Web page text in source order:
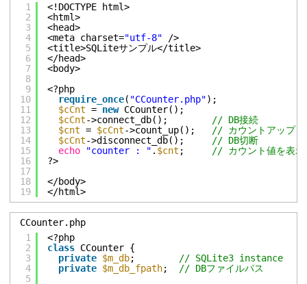
1
2
3
4
5
6
7
8
9
10
11
12
13
14
15
16
17
18
19
<!DOCTYPE html>
<html>
<head>
<meta charset="utf-8"
/>
<title>SQLiteサンプル</title>
</head>
<body>
<?php
require_once( "CCounter.php");
$cCnt = new CCounter();
$cCnt->connect_db();
// DB接続
$cnt = $cCnt->count_up();
// カウントアップ＆
$cCnt->disconnect_db();
// DB切断
echo
"counter : " . $cnt ;
// カウント値を表示
?>
</body>
</html>
CCounter.php
1
2
3
4
5
<?php
class CCounter {
private $m_db;
// SQLite3 instance
private $m_db_fpath;
// DBファイルパス